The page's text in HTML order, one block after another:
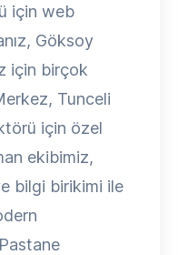
için web
Göksoy
için birçok
Tunceli
için özel
ekibimiz,
bilgi birikimi ile